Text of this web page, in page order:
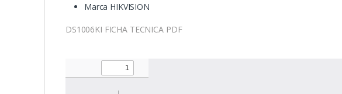
Marca HIKVISION
DS1006KI FICHA TECNICA PDF